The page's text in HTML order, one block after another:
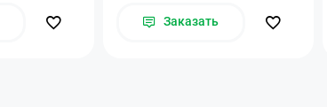
Заказать